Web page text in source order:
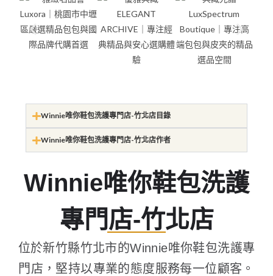
Winnie唯你鞋包洗護專門店-竹北店目錄
Winnie唯你鞋包洗護專門店-竹北店作者
Winnie唯你鞋包洗護
專門店-竹北店
位於新竹縣竹北市的Winnie唯你鞋包洗護專
門店，堅持以專業的態度服務每一位顧客。